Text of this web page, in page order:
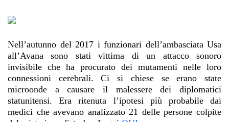
Nell’autunno del 2017 i funzionari dell’ambasciata Usa
all’Avana sono stati vittima di un attacco sonoro
invisibile che ha procurato dei mutamenti nelle loro
connessioni cerebrali. Ci si chiese se erano state
microonde a causare il malessere dei diplomatici
statunitensi. Era ritenuta l’ipotesi più probabile dai
medici che avevano analizzato 21 delle persone colpite